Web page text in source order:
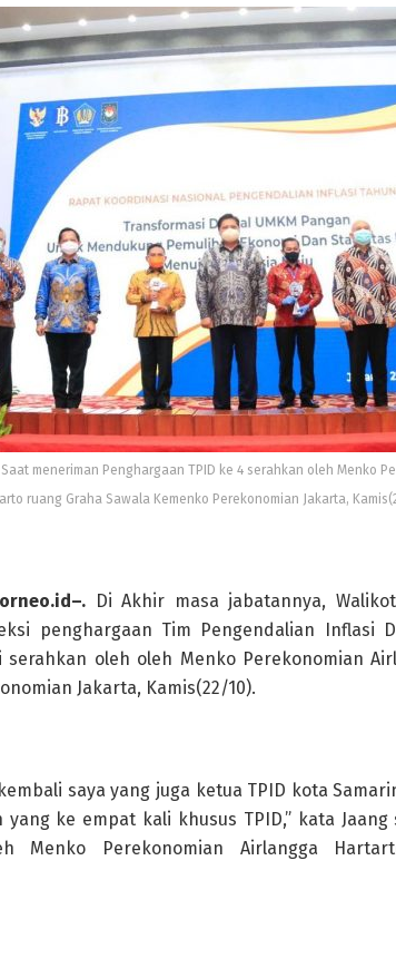
meneriman Penghargaan TPID ke 4 serahkan oleh Menko
ruang Graha Sawala Kemenko Perekonomian Jakarta,
Di Akhir masa jabatannya,
penghargaan Tim Pengendalian Inflasi
serahkan oleh oleh Menko Perekonomian
Jakarta, Kamis(22/10).
saya yang juga ketua TPID kota
yang ke empat kali khusus TPID,” kata
Menko Perekonomian Airlangga